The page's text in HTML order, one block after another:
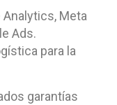
Analytics, Meta
Ads.
para la
garantías